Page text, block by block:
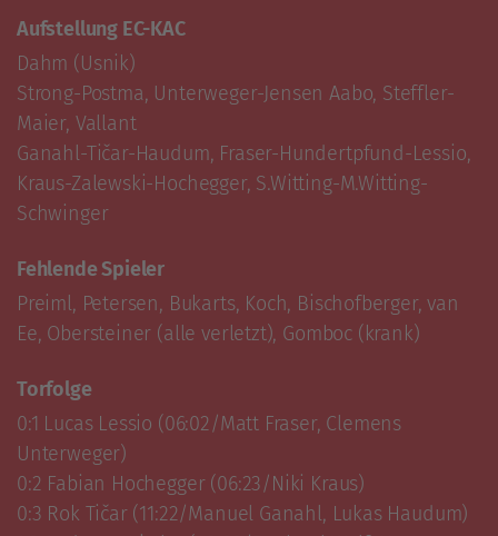
Aufstellung EC-KAC
Dahm (Usnik)
Strong-Postma, Unterweger-Jensen Aabo, Steffler-
Maier, Vallant
Ganahl-Tičar-Haudum, Fraser-Hundertpfund-Lessio,
Kraus-Zalewski-Hochegger, S.Witting-M.Witting-
Schwinger
Fehlende Spieler
Preiml, Petersen, Bukarts, Koch, Bischofberger, van
Ee, Obersteiner (alle verletzt), Gomboc (krank)
Torfolge
0:1 Lucas Lessio (06:02/Matt Fraser, Clemens
Unterweger)
0:2 Fabian Hochegger (06:23/Niki Kraus)
0:3 Rok Tičar (11:22/Manuel Ganahl, Lukas Haudum)